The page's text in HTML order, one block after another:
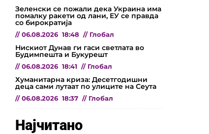
Зеленски се пожали дека Украина има
помалку ракети од лани, ЕУ се правда
со бирократија
// 06.08.2026 18:48 // Глобал
Нискиот Дунав ги гаси светлата во
Будимпешта и Букурешт
// 06.08.2026 18:41 // Глобал
Хуманитарна криза: Десетгодишни
деца сами лутаат по улиците на Сеута
// 06.08.2026 18:37 // Глобал
Најчитано